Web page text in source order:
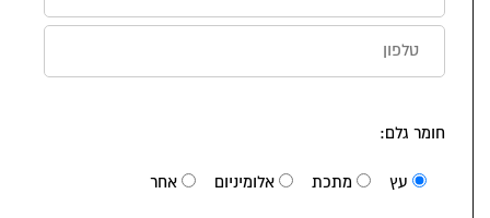
חומר גלם:
עץ מתכת אלומיניום אחר